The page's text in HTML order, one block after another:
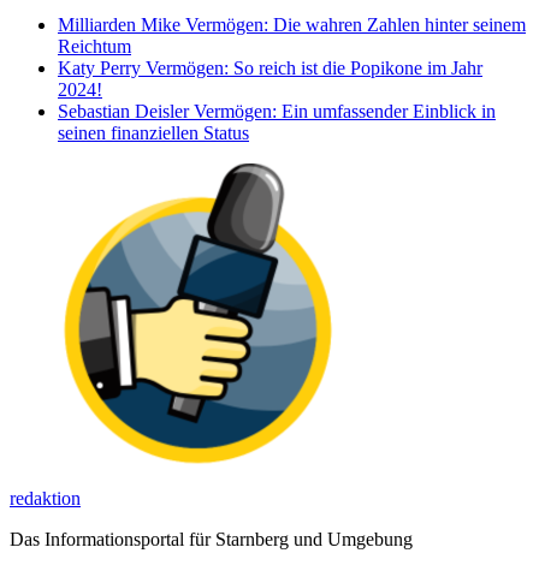
Milliarden Mike Vermögen: Die wahren Zahlen hinter seinem
Reichtum
Katy Perry Vermögen: So reich ist die Popikone im Jahr
2024!
Sebastian Deisler Vermögen: Ein umfassender Einblick in
seinen finanziellen Status
redaktion
Das Informationsportal für Starnberg und Umgebung